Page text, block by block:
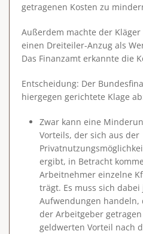
getragenen Kosten zu
Außerdem machte der
einen Dreiteiler-Anzug als
Das Finanzamt erkannte die
Entscheidung: Der
hiergegen gerichtete Klage
Zwar kann eine
Vorteils, der sich aus der
ergibt, in Betracht
Arbeitnehmer einzelne
trägt. Es muss sich
Aufwendungen handeln,
der Arbeitgeber
geldwerten Vorteil nach